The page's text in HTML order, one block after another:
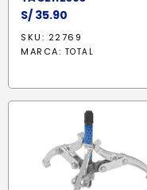
S/ 35.90
SKU: 22769
MARCA: TOTAL